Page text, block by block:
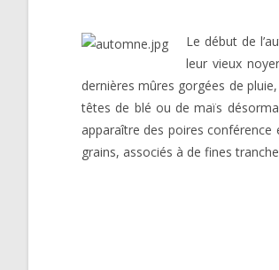
Le début de
leur vieux
dernières mûres gorgées de
têtes de blé ou de maïs
apparaître des poires conférence
grains, associés à de fines